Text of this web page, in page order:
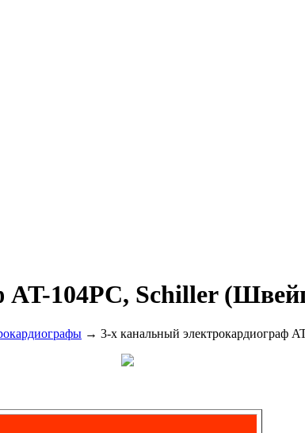
AT-104PC, Schiller
→ 3-х канальный электрокардиограф